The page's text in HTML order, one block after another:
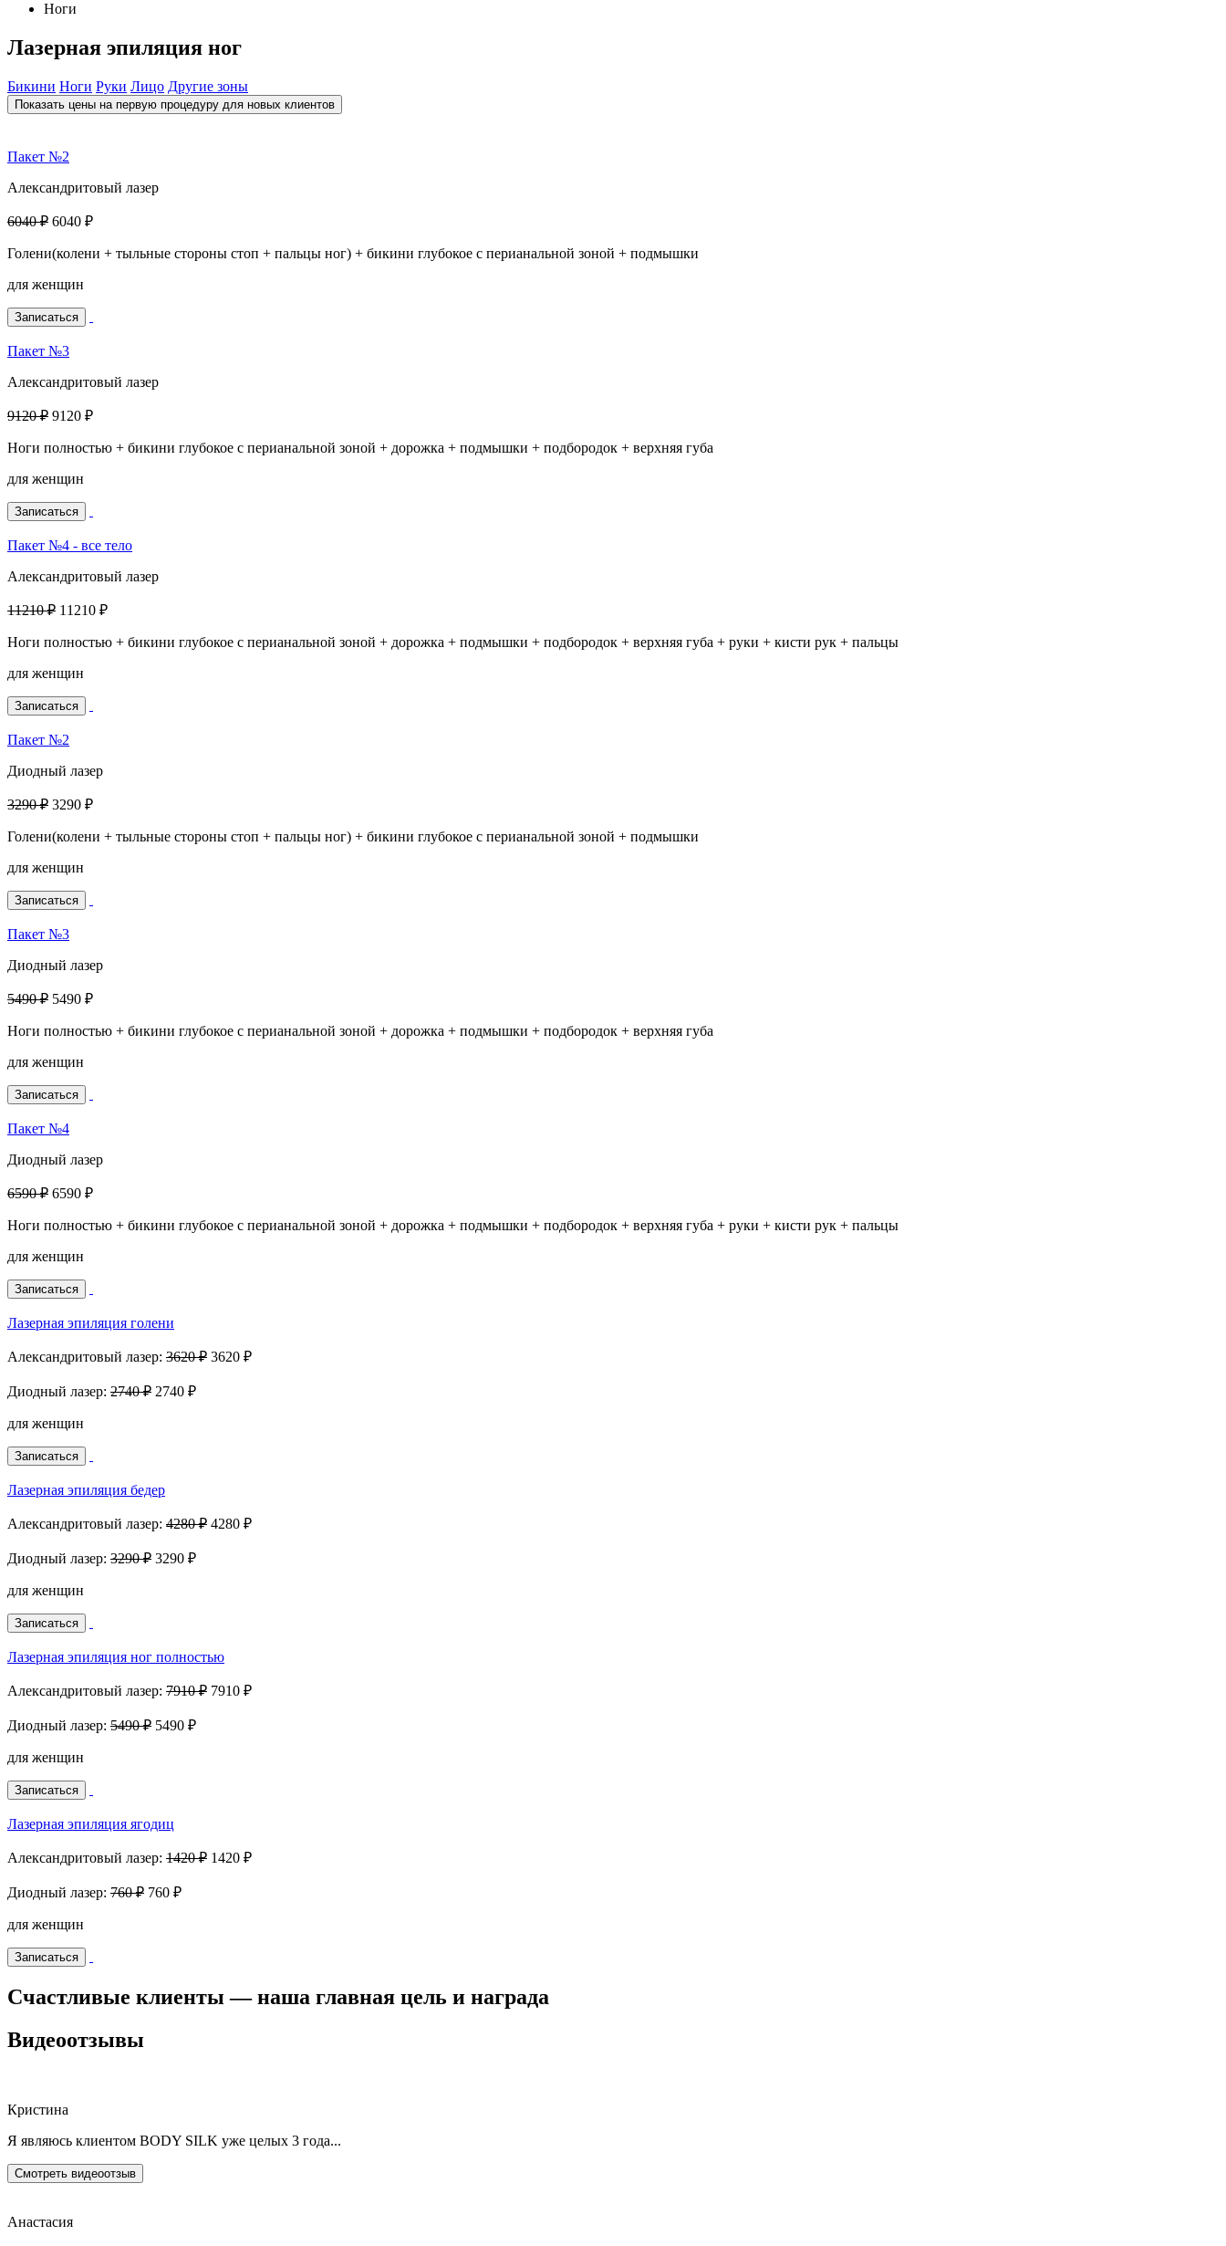
Ноги
Лазерная эпиляция ног
Бикини Ноги Руки Лицо Другие зоны
Показать цены на первую процедуру для новых клиентов
Пакет №2
Александритовый лазер
6040 ₽ 6040 ₽
Голени(колени + тыльные стороны стоп + пальцы ног) + бикини глубокое с перианальной зоной + подмышки
для женщин
Записаться
Пакет №3
Александритовый лазер
9120 ₽ 9120 ₽
Ноги полностью + бикини глубокое с перианальной зоной + дорожка + подмышки + подбородок + верхняя губа
для женщин
Записаться
Пакет №4 - все тело
Александритовый лазер
11210 ₽ 11210 ₽
Ноги полностью + бикини глубокое с перианальной зоной + дорожка + подмышки + подбородок + верхняя губа + руки + кисти рук + пальцы
для женщин
Записаться
Пакет №2
Диодный лазер
3290 ₽ 3290 ₽
Голени(колени + тыльные стороны стоп + пальцы ног) + бикини глубокое с перианальной зоной + подмышки
для женщин
Записаться
Пакет №3
Диодный лазер
5490 ₽ 5490 ₽
Ноги полностью + бикини глубокое с перианальной зоной + дорожка + подмышки + подбородок + верхняя губа
для женщин
Записаться
Пакет №4
Диодный лазер
6590 ₽ 6590 ₽
Ноги полностью + бикини глубокое с перианальной зоной + дорожка + подмышки + подбородок + верхняя губа + руки + кисти рук + пальцы
для женщин
Записаться
Лазерная эпиляция голени
Александритовый лазер: 3620 ₽ 3620 ₽
Диодный лазер: 2740 ₽ 2740 ₽
для женщин
Записаться
Лазерная эпиляция бедер
Александритовый лазер: 4280 ₽ 4280 ₽
Диодный лазер: 3290 ₽ 3290 ₽
для женщин
Записаться
Лазерная эпиляция ног полностью
Александритовый лазер: 7910 ₽ 7910 ₽
Диодный лазер: 5490 ₽ 5490 ₽
для женщин
Записаться
Лазерная эпиляция ягодиц
Александритовый лазер: 1420 ₽ 1420 ₽
Диодный лазер: 760 ₽ 760 ₽
для женщин
Записаться
Счастливые клиенты — наша главная цель и награда
Видеоотзывы
Кристина
Я являюсь клиентом BODY SILK уже целых 3 года...
Смотреть видеоотзыв
Анастасия